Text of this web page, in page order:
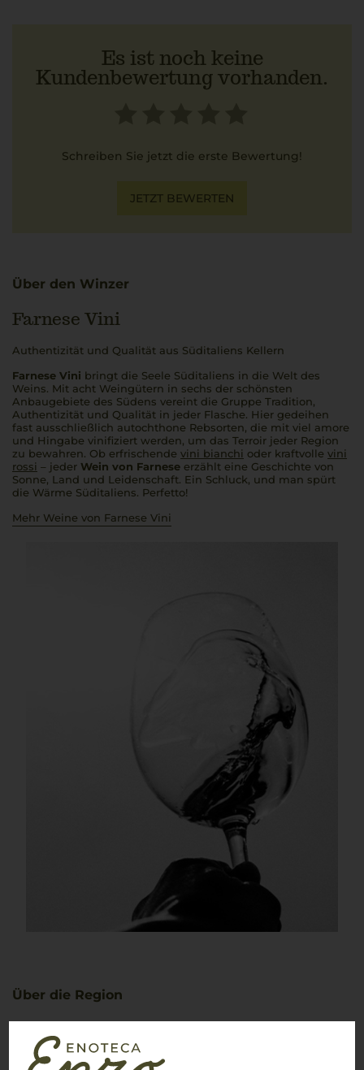
Es ist noch keine
Kundenbewertung vorhanden.
Schreiben Sie jetzt die erste Bewertung!
JETZT BEWERTEN
Über den Winzer
Farnese Vini
Authentizität und Qualität aus Süditaliens Kellern
Farnese Vini bringt die Seele Süditaliens in die Welt des
Weins. Mit acht Weingütern in sechs der schönsten
Anbaugebiete des Südens vereint die Gruppe Tradition,
Authentizität und Qualität in jeder Flasche. Hier gedeihen
fast ausschließlich autochthone Rebsorten, die mit viel amore
und Hingabe vinifiziert werden, um das Terroir jeder Region
zu bewahren. Ob erfrischende vini bianchi oder kraftvolle vini
rossi – jeder Wein von Farnese erzählt eine Geschichte von
Sonne, Land und Leidenschaft. Ein Schluck, und man spürt
die Wärme Süditaliens. Perfetto!
Mehr Weine von Farnese Vini
Über die Region
Die Weininsel voller Sonne und Leidenschaft